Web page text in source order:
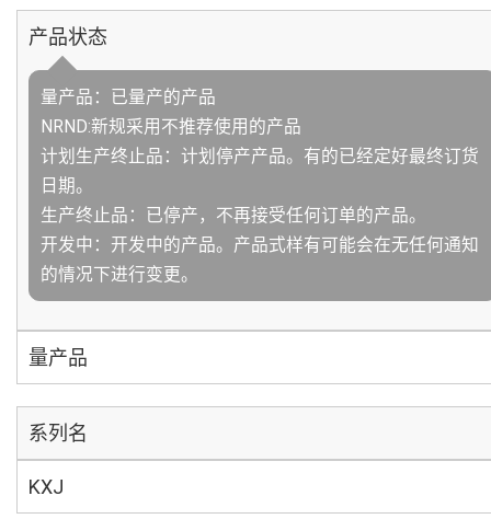
产品状态
量产品：已量产的产品
NRND:新规采用不推荐使用的产品
计划生产终止品：计划停产产品。有的已经定好最终订货
日期。
生产终止品：已停产，不再接受任何订单的产品。
开发中：开发中的产品。产品式样有可能会在无任何通知
的情况下进行变更。
量产品
系列名
KXJ